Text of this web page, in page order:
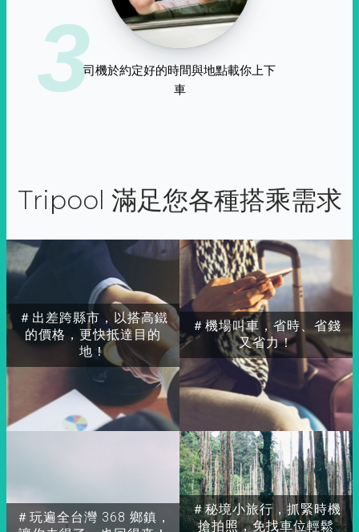
3司機於約定好的時間與地點載你上下
車
Tripool 滿足您各種搭乘需求
＃出差跨縣市，以搭高鐵
的價格，更快抵達目的
地！
＃玩遍全台灣 368 鄉鎮，
＃秘境小旅行，抓緊時機
搶拍照，免找車位輕鬆
＃機場叫車，省時、省錢
又省力！